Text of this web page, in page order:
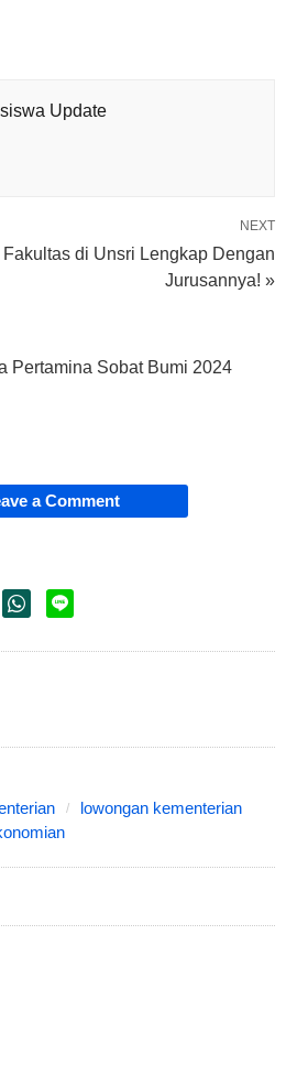
Update
NEXT
Fakultas di Unsri Lengkap Dengan
Jurusannya! »
Pertamina Sobat Bumi 2024
a Comment
lowongan kementerian